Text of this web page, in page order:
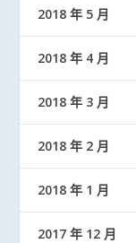
2018 年 5 月
2018 年 4 月
2018 年 3 月
2018 年 2 月
2018 年 1 月
2017 年 12 月